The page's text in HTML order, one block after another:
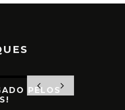
PELOS